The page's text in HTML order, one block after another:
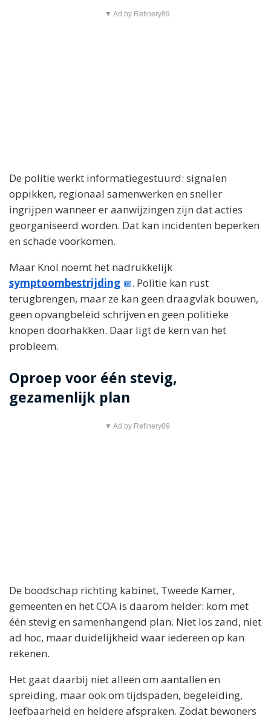
▼ Ad by Refinery89
De politie werkt informatiegestuurd: signalen
oppikken, regionaal samenwerken en sneller
ingrijpen wanneer er aanwijzingen zijn dat acties
georganiseerd worden. Dat kan incidenten beperken
en schade voorkomen.
Maar Knol noemt het nadrukkelijk
symptoombestrijding
. Politie kan rust
terugbrengen, maar ze kan geen draagvlak bouwen,
geen opvangbeleid schrijven en geen politieke
knopen doorhakken. Daar ligt de kern van het
probleem.
Oproep voor één stevig,
gezamenlijk plan
▼ Ad by Refinery89
De boodschap richting kabinet, Tweede Kamer,
gemeenten en het COA is daarom helder: kom met
één stevig en samenhangend plan. Niet los zand, niet
ad hoc, maar duidelijkheid waar iedereen op kan
rekenen.
Het gaat daarbij niet alleen om aantallen en
spreiding, maar ook om tijdspaden, begeleiding,
leefbaarheid en heldere afspraken. Zodat bewoners